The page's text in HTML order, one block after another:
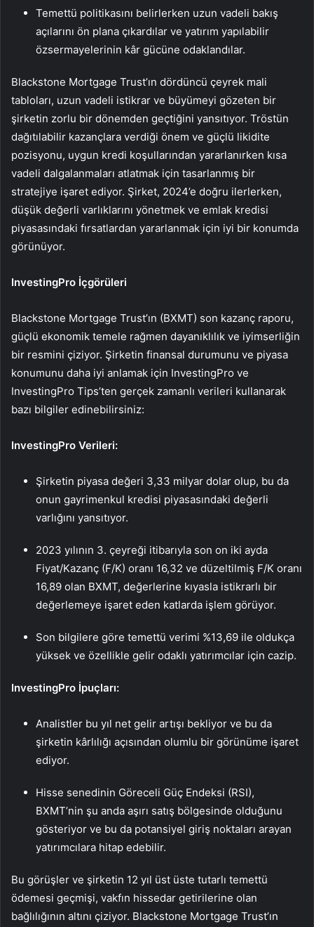
Temettü politikasını belirlerken uzun vadeli bakış
açılarını ön plana çıkardılar ve yatırım yapılabilir
özsermayelerinin kâr gücüne odaklandılar.
Blackstone Mortgage Trust’ın dördüncü çeyrek mali
tabloları, uzun vadeli istikrar ve büyümeyi gözeten bir
şirketin zorlu bir dönemden geçtiğini yansıtıyor. Tröstün
dağıtılabilir kazançlara verdiği önem ve güçlü likidite
pozisyonu, uygun kredi koşullarından yararlanırken kısa
vadeli dalgalanmaları atlatmak için tasarlanmış bir
stratejiye işaret ediyor. Şirket, 2024’e doğru ilerlerken,
düşük değerli varlıklarını yönetmek ve emlak kredisi
piyasasındaki fırsatlardan yararlanmak için iyi bir konumda
görünüyor.
InvestingPro İçgörüleri
Blackstone Mortgage Trust’ın (BXMT) son kazanç raporu,
güçlü ekonomik temele rağmen dayanıklılık ve iyimserliğin
bir resmini çiziyor. Şirketin finansal durumunu ve piyasa
konumunu daha iyi anlamak için InvestingPro ve
InvestingPro Tips’ten gerçek zamanlı verileri kullanarak
bazı bilgiler edinebilirsiniz:
InvestingPro Verileri:
Şirketin piyasa değeri 3,33 milyar dolar olup, bu da
onun gayrimenkul kredisi piyasasındaki değerli
varlığını yansıtıyor.
2023 yılının 3. çeyreği itibarıyla son on iki ayda
Fiyat/Kazanç (F/K) oranı 16,32 ve düzeltilmiş F/K oranı
16,89 olan BXMT, değerlerine kıyasla istikrarlı bir
değerlemeye işaret eden katlarda işlem görüyor.
Son bilgilere göre temettü verimi %13,69 ile oldukça
yüksek ve özellikle gelir odaklı yatırımcılar için cazip.
InvestingPro İpuçları:
Analistler bu yıl net gelir artışı bekliyor ve bu da
şirketin kârlılığı açısından olumlu bir görünüme işaret
ediyor.
Hisse senedinin Göreceli Güç Endeksi (RSI),
BXMT’nin şu anda aşırı satış bölgesinde olduğunu
gösteriyor ve bu da potansiyel giriş noktaları arayan
yatırımcılara hitap edebilir.
Bu görüşler ve şirketin 12 yıl üst üste tutarlı temettü
ödemesi geçmişi, vakfın hissedar getirilerine olan
bağlılığının altını çiziyor. Blackstone Mortgage Trust’ın